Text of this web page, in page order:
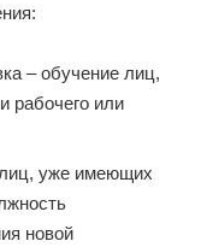
– обучение лиц,
рабочего или
лиц, уже имеющих
новой